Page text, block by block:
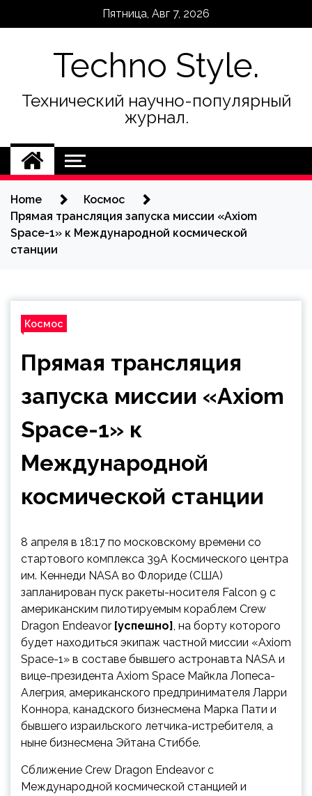
Пятница, Авг 7, 2026
Techno Style.
Технический научно-популярный
журнал.
Home
Космос
Прямая трансляция запуска миссии «Axiom
Space-1» к Международной космической
станции
Космос
Прямая трансляция
запуска миссии «Axiom
Space-1» к
Международной
космической станции
8 апреля в 18:17 по московскому времени со
стартового комплекса 39A Космического центра
им. Кеннеди NASA во Флориде (США)
запланирован пуск ракеты-носителя Falcon 9 с
американским пилотируемым кораблем Crew
Dragon Endeavor [успешно], на борту которого
будет находиться экипаж частной миссии «Axiom
Space-1» в составе бывшего астронавта NASA и
вице-президента Axiom Space Майкла Лопеса-
Алегрия, американского предпринимателя Ларри
Коннора, канадского бизнесмена Марка Пати и
бывшего израильского летчика-истребителя, а
ныне бизнесмена Эйтана Стиббе.
Сближение Crew Dragon Endeavor с
Международной космической станцией и